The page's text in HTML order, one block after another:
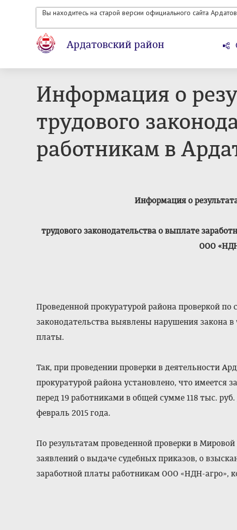
Вы находитесь на старой версии официального сайта
Ардатовский район
Информация о
трудового
работникам в
Информация о
трудового законодательства о выплате
ООО
Проведенной прокуратурой района проверкой
законодательства выявлены нарушения закона
платы.
Так, при проведении проверки в деятельности
прокуратурой района установлено, что имеется
перед 19 работниками в общей сумме 118 тыс.
февраль 2015 года.
По результатам проведенной проверки в
заявлений о выдаче судебных приказов, о
заработной платы работникам ООО «НДН-агро»,